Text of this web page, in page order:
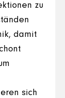
zu
damit
sich